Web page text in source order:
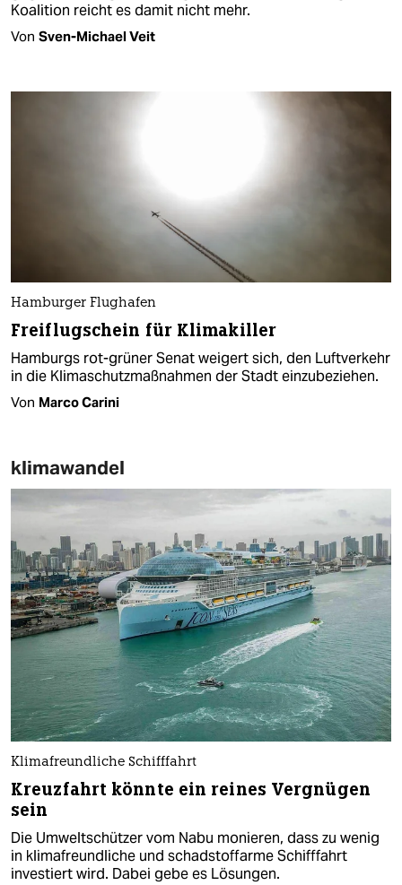
Koalition reicht es damit nicht mehr.
Von Sven-Michael Veit
Hamburger Flughafen
Freiflugschein für Klimakiller
Hamburgs rot-grüner Senat weigert sich, den Luftverkehr
in die Klimaschutzmaßnahmen der Stadt einzubeziehen.
Von Marco Carini
klimawandel
Klimafreundliche Schifffahrt
Kreuzfahrt könnte ein reines Vergnügen
sein
Die Umweltschützer vom Nabu monieren, dass zu wenig
in klimafreundliche und schadstoffarme Schifffahrt
investiert wird. Dabei gebe es Lösungen.